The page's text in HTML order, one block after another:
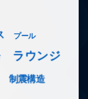
プール
ラウンジ
制震構造